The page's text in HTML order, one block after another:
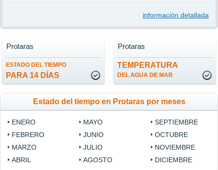
información detallada
ESTADO DEL TIEMPO
PARA 14 DÍAS
Protaras
TEMPERATURA
DEL AGUA DE MAR
Protaras
Estado del tiempo en Protaras por meses
ENERO
FEBRERO
MARZO
ABRIL
MAYO
JUNIO
JULIO
AGOSTO
SEPTIEMBRE
OCTUBRE
NOVIEMBRE
DICIEMBRE